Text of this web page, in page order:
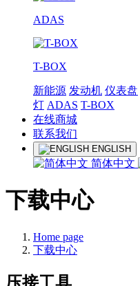
ADAS
T-BOX
新能源 发动机 仪表盘
灯 ADAS T-BOX
在线商城
联系我们
ENGLISH
简体中文
下载中心
Home page
下载中心
压接工具